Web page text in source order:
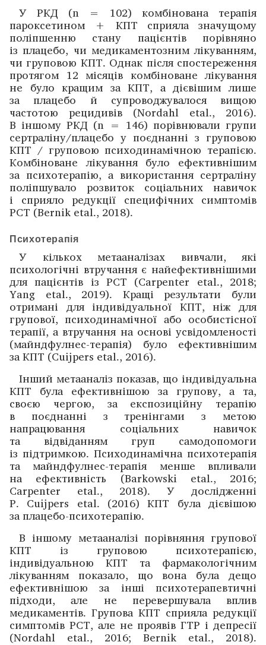
У РКД (n = 102) комбінована терапія
пароксетином + КПТ сприяла значущому
поліпшенню стану пацієнтів порівняно
із плацебо, чи медикаментозним лікуванням,
чи груповою КПТ. Однак після спостереження
протягом 12 місяців комбіноване лікування
не було кращим за КПТ, а дієвішим лише
за плацебо й супрово­джувалося вищою
частотою рецидивів (Nordahl etal., 2016).
В іншому РКД (n = 146) порівнювали групи
сертраліну/плацебо у поєднанні з груповою
КПТ / груповою психодинамічною терапією.
Комбіноване лікування було ефективнішим
за психотерапію, а використання сертраліну
поліпшувало розвиток соціальних навичок
і сприяло редукції специфічних симптомів
РСТ (Bernik etal., 2018).
Психотерапія
У кількох метааналізах вивчали, які
психологічні втручання є найефективнішими
для пацієнтів із РСТ (Carpenter etal., 2018;
Yang etal., 2019). Кращі результати були
отримані для індивідуальної КПТ, ніж для
групової, психодинамічної або особистісної
терапії, а втручання на основі усвідомленості
(майндфулнес-терапія) було ефективнішим
за КПТ (Cuijpers etal., 2016).
Інший метааналіз показав, що індивідуальна
КПТ була ефективнішою за групову, а та,
своєю чергою, за експозиційну терапію
в поєднанні з тренінгами з метою
напрацювання соціальних навичок
та відвіданням груп самодопомоги
із підтримкою. Психодинамічна психотерапія
та майндфулнес-терапія менше впливали
на ефективність (Barkowski etal., 2016;
Carpenter etal., 2018). У дослі­дженні
P. Cuijpers etal. (2016) КПТ була дієвішою
за плацебо-психотерапію.
В іншому метааналізі порівняння групової
КПТ із груповою психотерапією,
індивідуальною КПТ та фармакологічним
лікуванням показало, що вона була дещо
ефективнішою за інші психотерапевтичні
підходи, але не перевершувала вплив
медикаментів. Групова КПТ сприяла редукції
симптомів РСТ, але не проявів ГТР і депресії
(Nordahl etal., 2016; Bernik etal., 2018).